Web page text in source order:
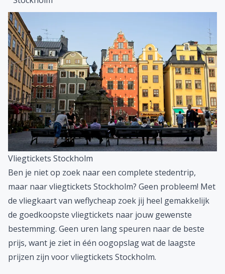
Bezoek het hippe eiland Södermalm
Zing je favoriete hits in het ABBA Museum
Bewonder het Koninklijk Paleis in Stockholm
Maak een rondvaart langs alle eilanden van
Stockholm
Vliegtickets Stockholm